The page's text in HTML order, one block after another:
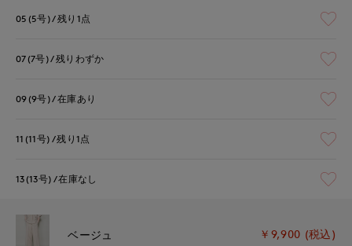
05(5号) 残り1点
07(7号) 残りわずか
09(9号) 在庫あり
11(11号) 残り1点
13(13号) 在庫なし
ベージュ ￥9,900 (税込)